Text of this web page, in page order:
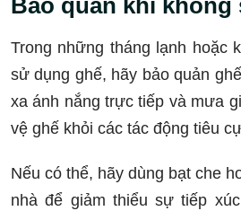
Bảo quản khi không
Trong những tháng lạnh hoặc
sử dụng ghế, hãy bảo quản
xa ánh nắng trực tiếp và mưa
vệ ghế khỏi các tác động tiêu
Nếu có thể, hãy dùng bạt che
nhà để giảm thiểu sự tiếp